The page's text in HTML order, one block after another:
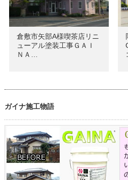
倉敷市矢部A様喫茶店リニ
ューアル塗装工事ＧＡＩ
ＮＡ…
ガイナ施工物語